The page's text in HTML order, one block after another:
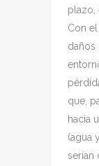
plazo,
Con
daños
que,
hacia
(agua
serían